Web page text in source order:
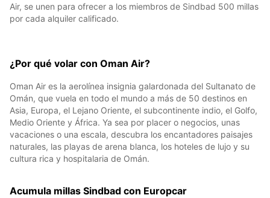
Air, se unen para ofrecer a los miembros de Sindbad 500 millas
por cada alquiler calificado.
¿Por qué volar con Oman Air?
Oman Air es la aerolínea insignia galardonada del Sultanato de
Omán, que vuela en todo el mundo a más de 50 destinos en
Asia, Europa, el Lejano Oriente, el subcontinente indio, el Golfo,
Medio Oriente y África. Ya sea por placer o negocios, unas
vacaciones o una escala, descubra los encantadores paisajes
naturales, las playas de arena blanca, los hoteles de lujo y su
cultura rica y hospitalaria de Omán.
Acumula millas Sindbad con Europcar